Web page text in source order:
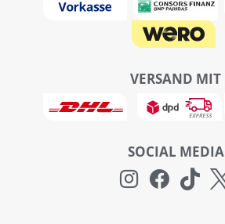
VERSAND MIT
SOCIAL MEDIA